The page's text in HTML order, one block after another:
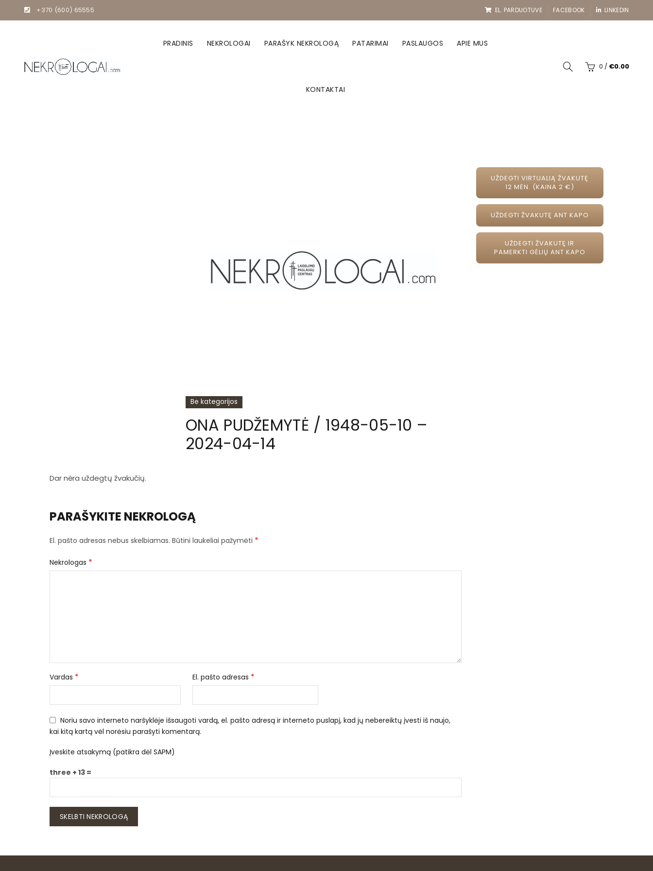
+370 (600) 65555 EL. PARDUOTUVĖ FACEBOOK LINKEDIN
PRADINIS NEKROLOGAI PARAŠYK NEKROLOGĄ PATARIMAI PASLAUGOS APIE MUS
KONTAKTAI
0 / €0.00
Be kategorijos
ONA PUDŽEMYTĖ / 1948-05-10 –
2024-04-14
Dar nėra uždegtų žvakučių.
PARAŠYKITE NEKROLOGĄ
El. pašto adresas nebus skelbiamas. Būtini laukeliai pažymėti *
Nekrologas *
Vardas * El. pašto adresas *
Noriu savo interneto naršyklėje išsaugoti vardą, el. pašto adresą ir interneto puslapį, kad jų nebereiktų įvesti iš naujo,
kai kitą kartą vėl norėsiu parašyti komentarą.
Įveskite atsakymą (patikra dėl SAPM)
three + 13 =
UŽDEGTI VIRTUALIĄ ŽVAKUTĘ
12 MĖN. (KAINA 2 €)
UŽDEGTI ŽVAKUTĘ ANT KAPO
UŽDEGTI ŽVAKUTĘ IR
PAMERKTI GĖLIŲ ANT KAPO